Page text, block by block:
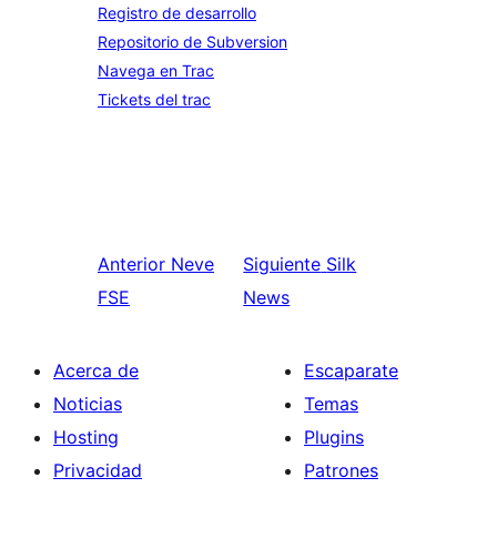
Registro de desarrollo
Repositorio de Subversion
Navega en Trac
Tickets del trac
Anterior Neve
FSE
Siguiente Silk
News
Acerca de
Noticias
Hosting
Privacidad
Escaparate
Temas
Plugins
Patrones